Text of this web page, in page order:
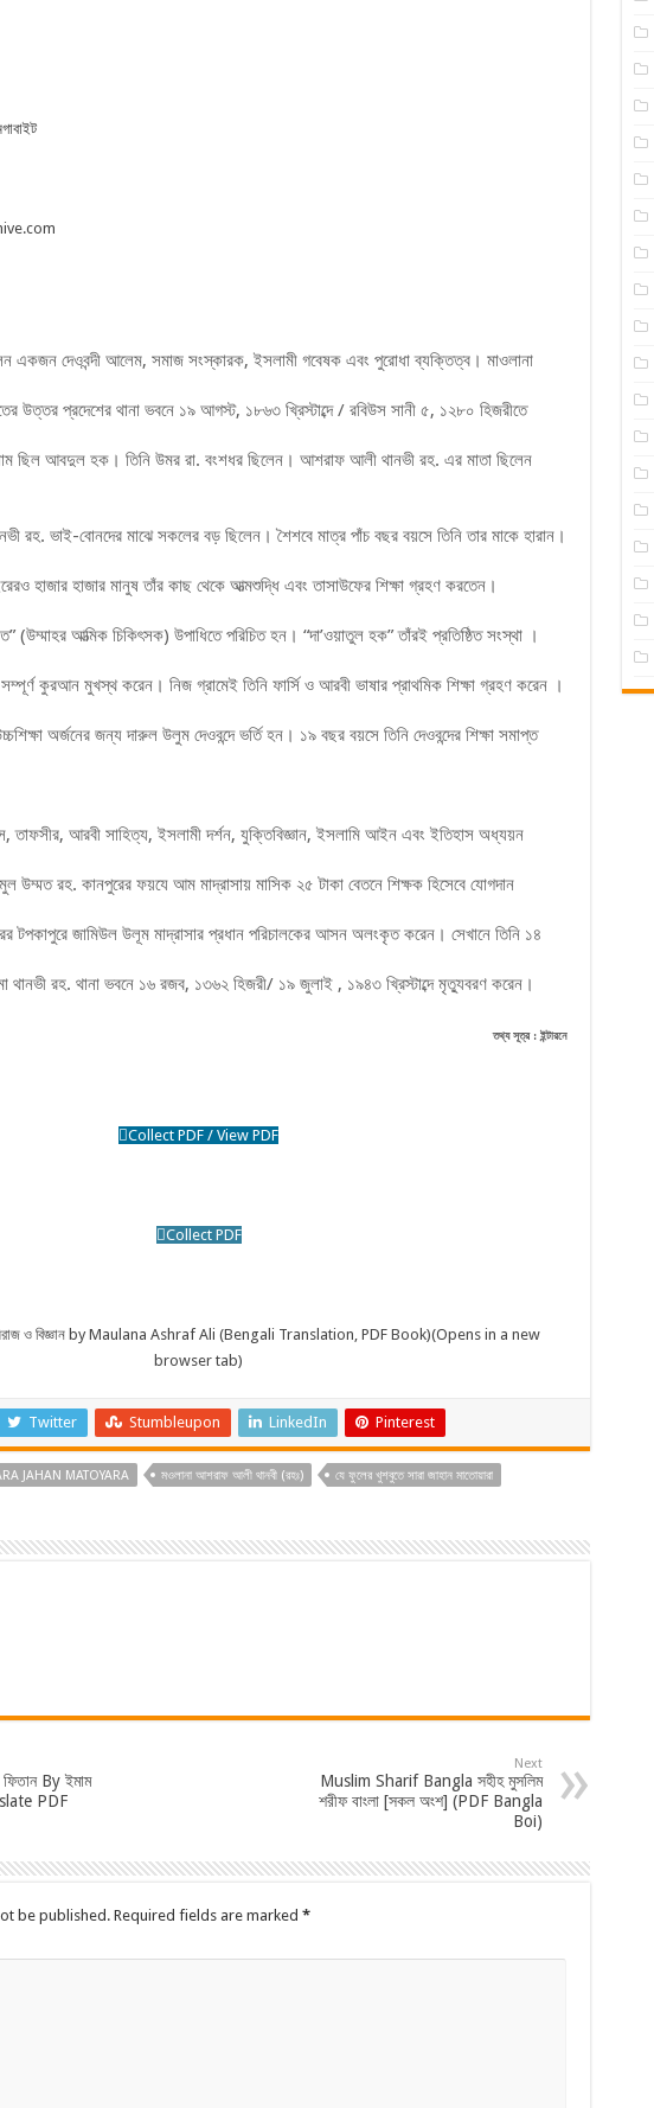
একজন দেওবন্দী আলেম, সমাজ সংস্কারক, ইসলামী গবেষক এবং পুরোধা ব্যক্তিত্ব। মাওলানা
উত্তর প্রদেশের থানা ভবনে ১৯ আগস্ট, ১৮৬৩ খ্রিস্টাব্দে / রবিউস সানী ৫, ১২৮০ হিজরীতে
ছিল আবদুল হক। তিনি উমর রা. বংশধর ছিলেন। আশরাফ আলী থানভী রহ. এর মাতা ছিলেন
রহ. ভাই-বোনদের মাঝে সকলের বড় ছিলেন। শৈশবে মাত্র পাঁচ বছর বয়সে তিনি তার মাকে হারান।
হাজার হাজার মানুষ তাঁর কাছ থেকে আত্মশুদ্ধি এবং তাসাউফের শিক্ষা গ্রহণ করতেন।
(উম্মাহর আত্মিক চিকিৎসক) উপাধিতে পরিচিত হন। “দা’ওয়াতুল হক” তাঁরই প্রতিষ্ঠিত সংস্থা ।
কুরআন মুখস্থ করেন। নিজ গ্রামেই তিনি ফার্সি ও আরবী ভাষার প্রাথমিক শিক্ষা গ্রহণ করেন ।
অর্জনের জন্য দারুল উলুম দেওবন্দে ভর্তি হন। ১৯ বছর বয়সে তিনি দেওবন্দের শিক্ষা সমাপ্ত
তাফসীর, আরবী সাহিত্য, ইসলামী দর্শন, যুক্তিবিজ্ঞান, ইসলামি আইন এবং ইতিহাস অধ্যয়ন
উম্মত রহ. কানপুরের ফয়যে আম মাদ্রাসায় মাসিক ২৫ টাকা বেতনে শিক্ষক হিসেবে যোগদান
টপকাপুরে জামিউল উলূম মাদ্রাসার প্রধান পরিচালকের আসন অলংকৃত করেন। সেখানে তিনি ১৪
থানভী রহ. থানা ভবনে ১৬ রজব, ১৩৬২ হিজরী/ ১৯ জুলাই , ১৯৪৩ খ্রিস্টাব্দে মৃত্যুবরণ করেন।
তথ্য সূত্র : ইন্টারনে
Collect PDF / View PDF
Collect PDF
ও বিজ্ঞান by Maulana Ashraf Ali (Bengali Translation, PDF Book)(Opens in a new
browser tab)
Twitter Stumbleupon LinkedIn Pinterest
JAHAN MATOYARA মওলানা আশরাফ আলী থানবী (রহঃ) যে ফুলের খুশবুতে সারা জাহান মাতোয়ারা
By ইমাম
PDF
Next
Muslim Sharif Bangla সহীহ মুসলিম
শরীফ বাংলা [সকল অংশ] (PDF Bangla
Boi)
be published. Required fields are marked *